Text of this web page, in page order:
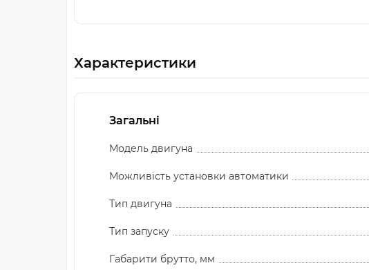
Характеристики
Загальні
Модель двигуна
Можливість установки автоматики
Тип двигуна
Тип запуску
Габарити брутто, мм